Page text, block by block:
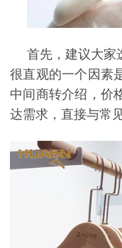
首先，建议大家
很直观的一个因素
中间商转介绍，价
达需求，直接与常